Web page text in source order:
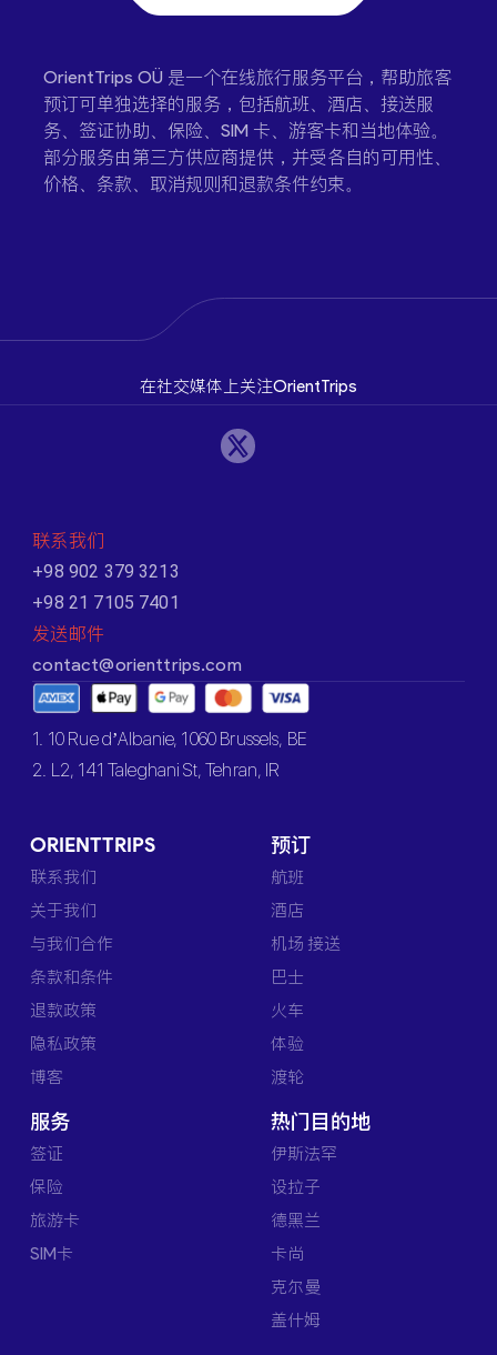
OrientTrips OÜ 是一个在线旅行服务平台，帮助旅客
预订可单独选择的服务，包括航班、酒店、接送服
务、签证协助、保险、SIM 卡、游客卡和当地体验。
部分服务由第三方供应商提供，并受各自的可用性、
价格、条款、取消规则和退款条件约束。
在社交媒体上关注OrientTrips
联系我们
+98 902 379 3213
+98 21 7105 7401
发送邮件
contact@orienttrips.com
1. 10 Rue d’Albanie, 1060 Brussels, BE
2. L2, 141 Taleghani St, Tehran, IR
ORIENTTRIPS
联系我们
关于我们
与我们合作
条款和条件
退款政策
隐私政策
博客
预订
航班
酒店
机场 接送
巴士
火车
体验
渡轮
服务
签证
保险
旅游卡
SIM卡
热门目的地
伊斯法罕
设拉子
德黑兰
卡尚
克尔曼
盖什姆